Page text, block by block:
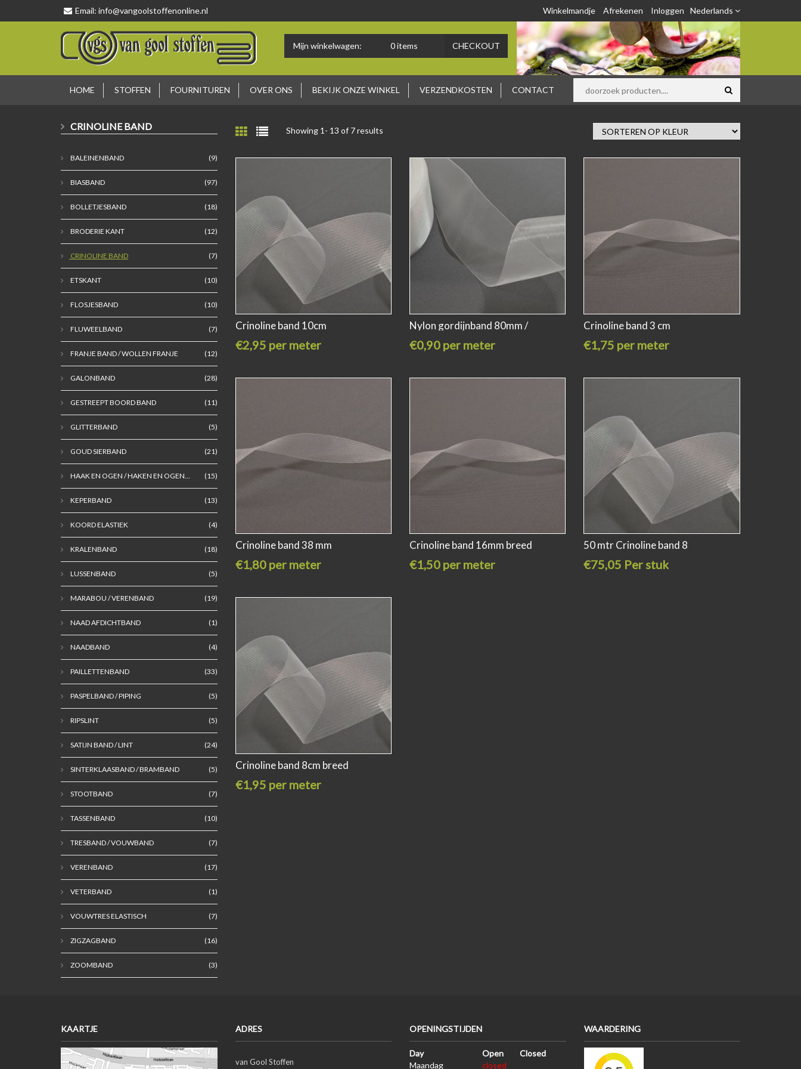
Email: info@vangoolstoffenonline.nl Nederlands
Winkelmandje Afrekenen Inloggen
Mijn winkelwagen: 0items CHECKOUT
HOME STOFFEN FOURNITUREN OVER ONS BEKIJK ONZE WINKEL VERZENDKOSTEN CONTACT
CRINOLINE BAND
BALEINENBAND (9)
BIASBAND (97)
BOLLETJESBAND (18)
BRODERIE KANT (12)
CRINOLINE BAND (7)
ETSKANT (10)
FLOSJESBAND (10)
FLUWEELBAND (7)
FRANJE BAND / WOLLEN FRANJE (12)
GALONBAND (28)
GESTREEPT BOORD BAND (11)
GLITTERBAND (5)
GOUD SIERBAND (21)
HAAK EN OGEN / HAKEN EN OGEN... (15)
KEPERBAND (13)
KOORD ELASTIEK (4)
KRALENBAND (18)
LUSSENBAND (5)
MARABOU / VERENBAND (19)
NAAD AFDICHTBAND (1)
NAADBAND (4)
PAILLETTENBAND (33)
PASPELBAND / PIPING (5)
RIPSLINT (5)
SATIJN BAND / LINT (24)
SINTERKLAASBAND / BRAMBAND (5)
STOOTBAND (7)
TASSENBAND (10)
TRESBAND / VOUWBAND (7)
VERENBAND (17)
VETERBAND (1)
VOUWTRES ELASTISCH (7)
ZIGZAGBAND (16)
ZOOMBAND (3)
Showing 1- 13 of 7 results
Crinoline band 10cm
€2,95 per meter
Nylon gordijnband 80mm /
€0,90 per meter
Crinoline band 3 cm
€1,75 per meter
Crinoline band 38 mm
€1,80 per meter
Crinoline band 16mm breed
€1,50 per meter
50 mtr Crinoline band 8
€75,05 Per stuk
Crinoline band 8cm breed
€1,95 per meter
KAARTJE ADRES
van Gool Stoffen
OPENINGSTIJDEN
Day Open
Closed
Maandag
closed
WAARDERING